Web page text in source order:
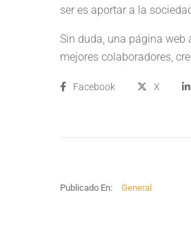
ser es aportar a la
Sin duda, una página web
mejores colaboradores,
Facebook X
Publicado En: General